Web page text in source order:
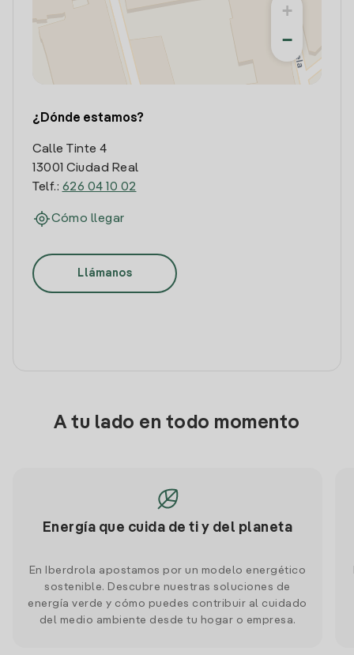
+
−
¿Dónde estamos?
Calle Tinte 4
13001 Ciudad Real
Telf.: 626 04 10 02
Cómo llegar
Llámanos
A tu lado en todo momento
Energía que cuida de ti y del planeta
En Iberdrola apostamos por un modelo energético
sostenible. Descubre nuestras soluciones de
energía verde y cómo puedes contribuir al cuidado
del medio ambiente desde tu hogar o empresa.